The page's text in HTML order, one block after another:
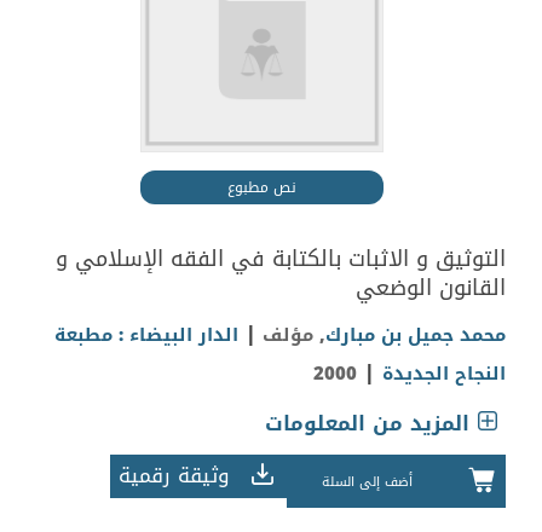
نص مطبوع
التوثيق و الاثبات بالكتابة في الفقه الإسلامي و
القانون الوضعي
محمد جميل بن مبارك, مؤلف | الدار البيضاء : مطبعة
النجاح الجديدة |
2000
المزيد من المعلومات
أضف إلى السلة وثيقة رقمية